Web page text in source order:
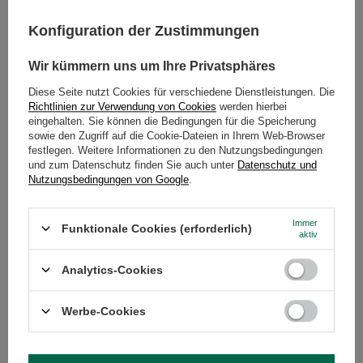
auch von der Qualität der Blätter, der
Kurz gesagt, die Form allein (loses Blatt oder Teebeutel) entscheidet
nicht darüber, ob der Tee stärker anregt. Ausschlaggebend sind die
Blattqualität, der Fragmentierungsgrad und die Ziehweise.
Welcher Tee hat das meiste Koffein? Ein
Vergleich der Sorten
Konfiguration der Zustimmungen
Wir kümmern uns um Ihre Privatsphäres
Diese Seite nutzt Cookies für verschiedene Dienstleistungen. Die
Richtlinien zur Verwendung von Cookies werden hierbei
eingehalten. Sie können die Bedingungen für die Speicherung
sowie den Zugriff auf die Cookie-Dateien in Ihrem Web-Browser
festlegen. Weitere Informationen zu den Nutzungsbedingungen
und zum Datenschutz finden Sie auch unter Datenschutz und
Nutzungsbedingungen von Google
Funktionale Cookies (erforderlich)
Immer
aktiv
Analytics-Cookies
Werbe-Cookies